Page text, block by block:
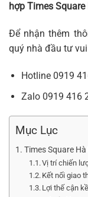
hợp Times Square
Để nhận thêm
quý nhà đầu tư
Hotline 0919
Zalo 0919 416
Mục Lục
Times Square
Vị trí chiến
Kết nối giao
Lợi thế cận